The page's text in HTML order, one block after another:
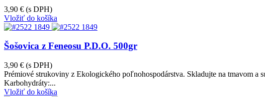
3,90 € (s DPH)
Vložiť do košíka
Šošovica z Feneosu P.D.O. 500gr
3,90 € (s DPH)
Prémiové strukoviny z Ekologického poľnohospodárstva. Skladujte na tmavom a
Karbohydráty:...
Vložiť do košíka